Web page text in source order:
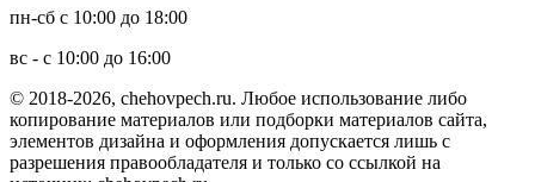
пн-сб с 10:00 до 18:00
вс - с 10:00 до 16:00
© 2018-2026, chehovpech.ru. Любое использование либо
копирование материалов или подборки материалов сайта,
элементов дизайна и оформления допускается лишь с
разрешения правообладателя и только со ссылкой на